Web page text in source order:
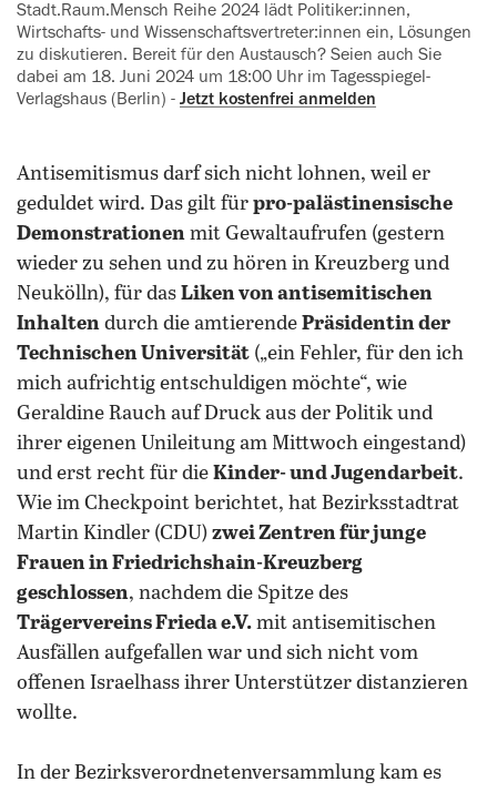
Stadt.Raum.Mensch Reihe 2024 lädt Politiker:innen,
Wirtschafts- und Wissenschaftsvertreter:innen ein, Lö‍sungen
zu diskutieren. Bereit für den Austausch? Seien auch Sie
dabei am 18. Juni 2024 um 18:00 Uhr im Tagesspiegel-
Verlagshaus (Berlin) - Jetzt kostenfrei anmelden
Antisemitismus darf sich nicht lohnen, weil er
geduldet wird. Das gilt für pro-palästinensische
Demonstrationen mit Gewaltaufrufen (gestern
wieder zu sehen und zu hören in Kreuzberg und
Neukölln), für das Liken von antisemitischen
Inhalten durch die amtierende Präsidentin der
Technischen Universität („ein Fehler, für den ich
mich aufrichtig entschuldigen möchte“, wie
Geraldine Rauch auf Druck aus der Politik und
ihrer eigenen Unileitung am Mittwoch eingestand)
und erst recht für die Kinder- und Jugendarbeit.
Wie im Checkpoint berichtet, hat Bezirksstadtrat
Martin Kindler (CDU) zwei Zentren für junge
Frauen in Friedrichshain-Kreuzberg
geschlossen, nachdem die Spitze des
Trägervereins Frieda e.V. mit antisemitischen
Ausfällen aufgefallen war und sich nicht vom
offenen Israelhass ihrer Unterstützer distanzieren
wollte.
In der Bezirksverordnetenversammlung kam es